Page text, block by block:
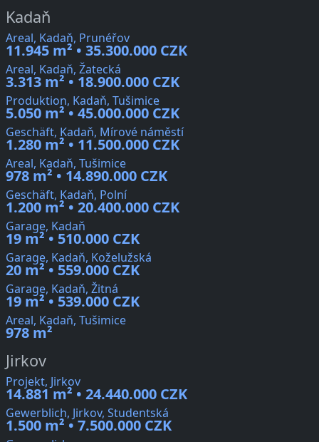
Kadaň
Areal, Kadaň, Prunéřov
11.945 m² • 35.300.000 CZK
Areal, Kadaň, Žatecká
3.313 m² • 18.900.000 CZK
Produktion, Kadaň, Tušimice
5.050 m² • 45.000.000 CZK
Geschäft, Kadaň, Mírové náměstí
1.280 m² • 11.500.000 CZK
Areal, Kadaň, Tušimice
978 m² • 14.890.000 CZK
Geschäft, Kadaň, Polní
1.200 m² • 20.400.000 CZK
Garage, Kadaň
19 m² • 510.000 CZK
Garage, Kadaň, Koželužská
20 m² • 559.000 CZK
Garage, Kadaň, Žitná
19 m² • 539.000 CZK
Areal, Kadaň, Tušimice
978 m²
Jirkov
Projekt, Jirkov
14.881 m² • 24.440.000 CZK
Gewerblich, Jirkov, Studentská
1.500 m² • 7.500.000 CZK